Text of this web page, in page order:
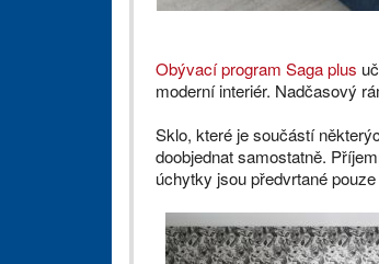
Obývací program Saga plus
moderní interiér. Nadčasový
Sklo, které je součástí
doobjednat samostatně.
úchytky jsou předvrtané